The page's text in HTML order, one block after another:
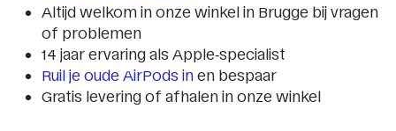
Altijd welkom in onze winkel in Brugge bij vragen
of problemen
14 jaar ervaring als Apple‑specialist
Ruil je oude AirPods in en bespaar
Gratis levering of afhalen in onze winkel